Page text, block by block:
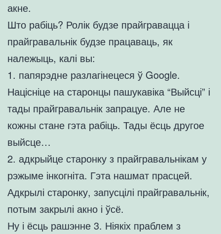
акне.
Што рабіць? Ролік будзе прайгравацца і
прайгравальнік будзе працаваць, як
належыць, калі вы:
1. папярэдне разлагінецеся ў Google.
Націсніце на старонцы пашукавіка “Выйсці” і
тады прайгравальнік запрацуе. Але не
кожны стане гэта рабіць. Тады ёсць другое
выйсце…
2. адкрыйце старонку з прайгравальнікам у
рэжыме інкогніта. Гэта нашмат прасцей.
Адкрылі старонку, запусцілі прайгравальнік,
потым закрылі акно і ўсё.
Ну і ёсць рашэнне 3. Ніякіх праблем з